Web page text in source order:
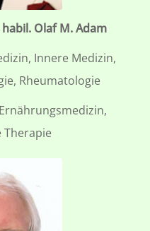
Olaf M. Adam
Innere Medizin,
Rheumatologie
Therapie